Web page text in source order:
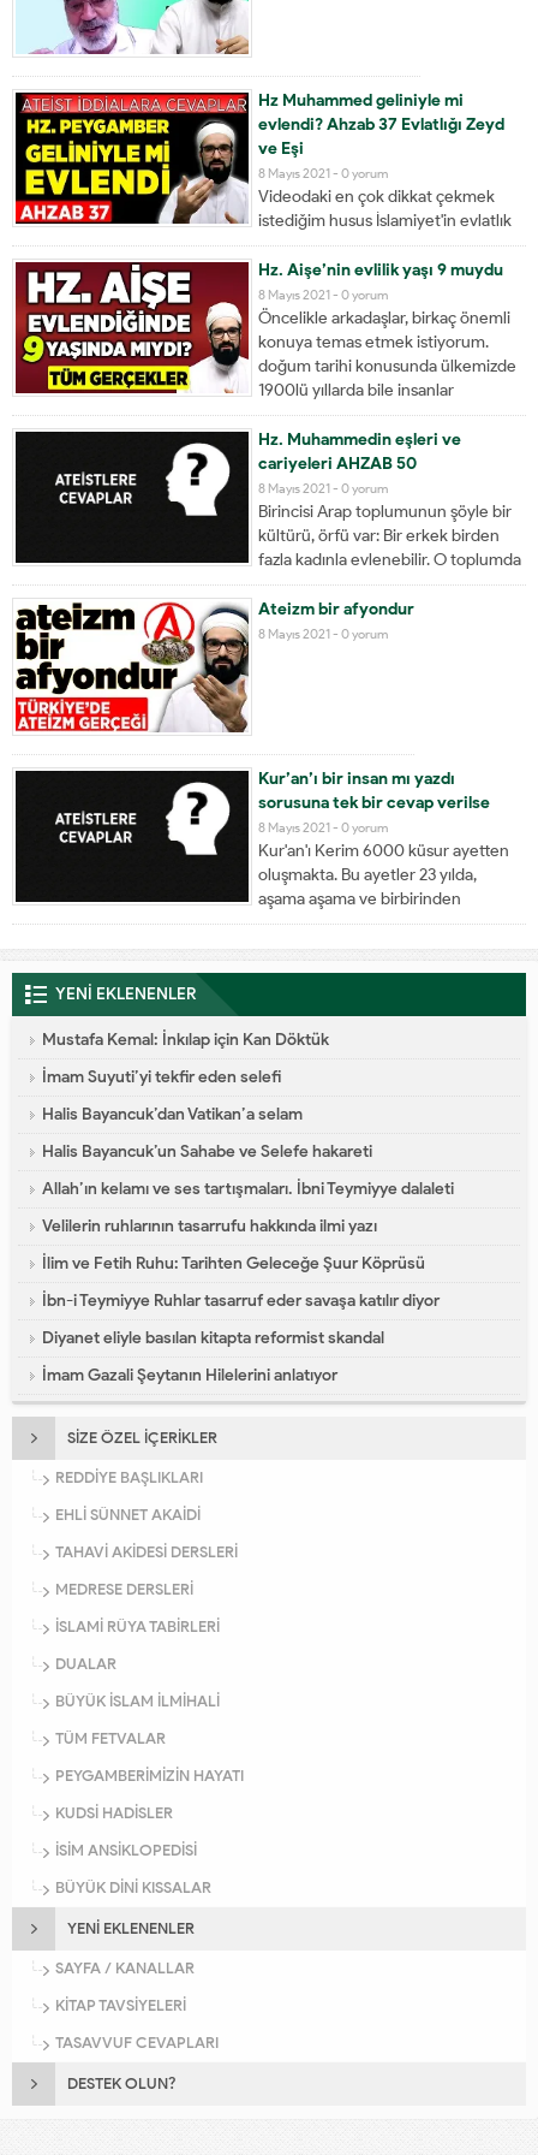
Hz Muhammed geliniyle mi
evlendi? Ahzab 37 Evlatlığı Zeyd
ve Eşi
8 Mayıs 2021 - 0 yorum
Videodaki en çok dikkat çekmek
istediğim husus İslamiyet'in evlatlık
anlayışını kaldırdığıdır.
Hz. Aişe’nin evlilik yaşı 9 muydu
8 Mayıs 2021 - 0 yorum
Öncelikle arkadaşlar, birkaç önemli
konuya temas etmek istiyorum.
doğum tarihi konusunda ülkemizde
1900lü yıllarda bile insanlar
çocuklarının doğum tarihini çok
önemsemiyorlar, nüfus kağıdı ne
zaman çıkarsa o zaman doğmuş gibi
kabul ediliyordu. Bu sebeple
günümüzde yaşayan 60 yaşlarındaki
bir çok...
Hz. Muhammedin eşleri ve
cariyeleri AHZAB 50
8 Mayıs 2021 - 0 yorum
Birincisi Arap toplumunun şöyle bir
kültürü, örfü var: Bir erkek birden
fazla kadınla evlenebilir. O toplumda
bu kesinlikle yadırganmıyor, normal
bin durum. Şuan bazı Arap
ülkelerinde olduğu gibi. Bizim
Ateizm bir afyondur
8 Mayıs 2021 - 0 yorum
Kur’an’ı bir insan mı yazdı
sorusuna tek bir cevap verilse
8 Mayıs 2021 - 0 yorum
Kur'an'ı Kerim 6000 küsur ayetten
oluşmakta. Bu ayetler 23 yılda,
aşama aşama ve birbirinden
bağımsız halde indi. Yani peş peşe
gelen iki ayet birbiri ile alakalı
olmayabilir. Kur'an'ın tamamına
ahengi,...
YENİ EKLENENLER
Mustafa Kemal: İnkılap için Kan Döktük
İmam Suyuti’yi tekfir eden selefi
Halis Bayancuk’dan Vatikan’a selam
Halis Bayancuk’un Sahabe ve Selefe hakareti
Allah’ın kelamı ve ses tartışmaları. İbni Teymiyye dalaleti
Velilerin ruhlarının tasarrufu hakkında ilmi yazı
İlim ve Fetih Ruhu: Tarihten Geleceğe Şuur Köprüsü
İbn-i Teymiyye Ruhlar tasarruf eder savaşa katılır diyor
Diyanet eliyle basılan kitapta reformist skandal
İmam Gazali Şeytanın Hilelerini anlatıyor
SİZE ÖZEL İÇERİKLER
REDDİYE BAŞLIKLARI
EHLİ SÜNNET AKAİDİ
TAHAVİ AKİDESİ DERSLERİ
MEDRESE DERSLERİ
İSLAMİ RÜYA TABİRLERİ
DUALAR
BÜYÜK İSLAM İLMİHALİ
TÜM FETVALAR
PEYGAMBERİMİZİN HAYATI
KUDSİ HADİSLER
İSİM ANSİKLOPEDİSİ
BÜYÜK DİNİ KISSALAR
YENİ EKLENENLER
SAYFA / KANALLAR
KİTAP TAVSİYELERİ
TASAVVUF CEVAPLARI
DESTEK OLUN?